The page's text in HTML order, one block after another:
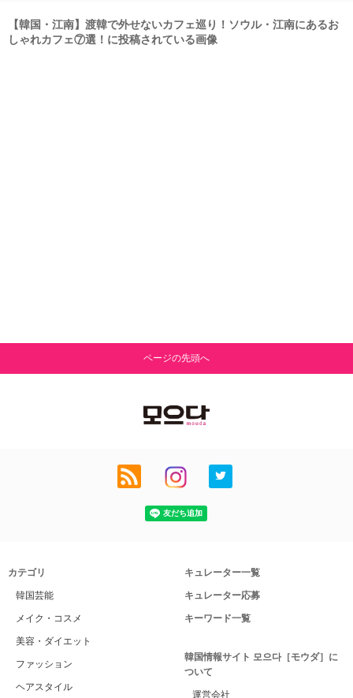
【韓国・江南】渡韓で外せないカフェ巡り！ソウル・江南にあるお
しゃれカフェ⑦選！に投稿されている画像
ページの先頭へ
カテゴリ
韓国芸能
メイク・コスメ
美容・ダイエット
ファッション
ヘアスタイル
キュレーター一覧
キュレーター応募
キーワード一覧
韓国情報サイト 모으다［モウダ］に
ついて
運営会社